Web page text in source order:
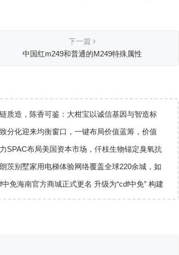
下一篇
中国红m249和普通的M249特殊属性
质造，陈香可鉴：大柑宝以诚信基因与智造标
定义新会陈皮高质量发展
分化迎来均衡窗口，一键布局价值蓝筹，价值
华夏火热开售
SPAC布局美国资本市场，仟枝生物锚定臭氧抗
黄金赛道
茨别墅家用电梯体验网络覆盖全球220余城，如
实现高效服务响应
中免海南官方商城正式更名 升级为“cdf中免” 构建